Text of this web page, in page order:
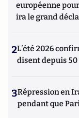
européenne
ira le grand
2L’été 2026
disent depuis 50
3Répression en
pendant que